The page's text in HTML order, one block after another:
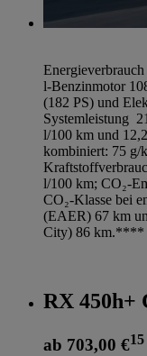
l-Benzinmotor
(182 PS) und
Systemleistung
l/100 km und
kombiniert: 75 g/
l/100 km; CO₂-
CO₂-Klasse bei
(EAER) 67 km
City) 86 km.****
RX 450h+
ab 703,00 €15